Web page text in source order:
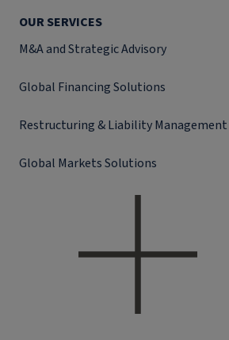
OUR SERVICES
M&A and Strategic Advisory
Global Financing Solutions
Restructuring & Liability Management
Global Markets Solutions